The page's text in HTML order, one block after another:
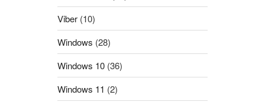
Viber (10)
Windows (28)
Windows 10 (36)
Windows 11 (2)